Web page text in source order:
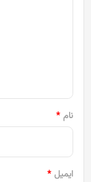
نام *
ایمیل *